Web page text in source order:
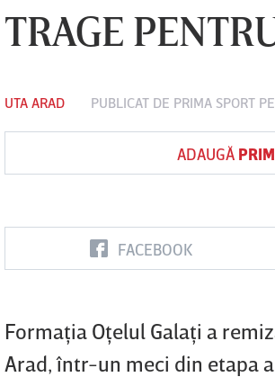
TRAGE
UTA ARAD PUBLICAT DE PRIMA SPORT
ADAUGĂ
FACEBOOK
Formaţia Oţelul Galaţi a
Arad, într-un meci din etapa
Corvinul
Sepsi OSK
Gheorghe